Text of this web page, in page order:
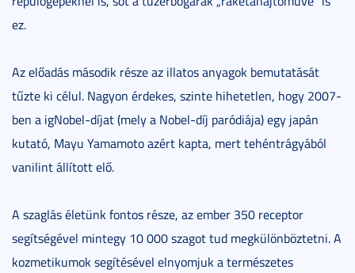
ez.
Az előadás második része az illatos anyagok bemutatását
tűzte ki célul. Nagyon érdekes, szinte hihetetlen, hogy 2007-
ben a igNobel-díjat (mely a Nobel-díj paródiája) egy japán
kutató, Mayu Yamamoto azért kapta, mert tehéntrágyából
vanilint állított elő.
A szaglás életünk fontos része, az ember 350 receptor
segítségével mintegy 10 000 szagot tud megkülönböztetni. A
kozmetikumok segítésével elnyomjuk a természetes